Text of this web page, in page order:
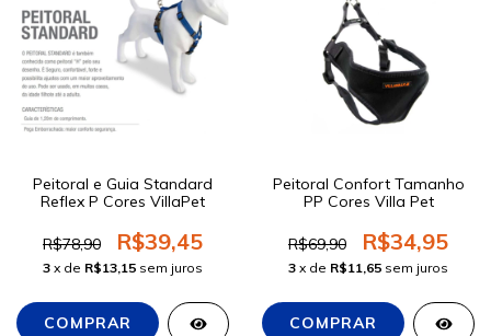
Peitoral e Guia Standard
Reflex P Cores VillaPet
R$78,90 R$39,45
3 x de R$13,15 sem juros
Peitoral Confort Tamanho
PP Cores Villa Pet
R$69,90 R$34,95
3 x de R$11,65 sem juros